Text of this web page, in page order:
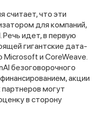
считает, что эти
для компаний,
Речь идет, в первую
гигантские дата-
Microsoft и CoreWeave.
безоговорочного
акции
могут
в сторону